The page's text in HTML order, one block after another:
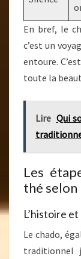
En bref, le
c’est un
entoure.
toute la
Lire Qui
Les
thé selon
L’histoire
Le chado,
traditionnel